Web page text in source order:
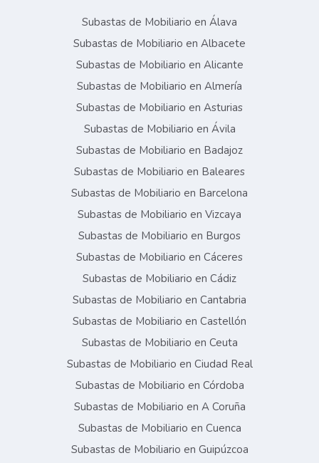
Subastas de Mobiliario en Álava
Subastas de Mobiliario en Albacete
Subastas de Mobiliario en Alicante
Subastas de Mobiliario en Almería
Subastas de Mobiliario en Asturias
Subastas de Mobiliario en Ávila
Subastas de Mobiliario en Badajoz
Subastas de Mobiliario en Baleares
Subastas de Mobiliario en Barcelona
Subastas de Mobiliario en Vizcaya
Subastas de Mobiliario en Burgos
Subastas de Mobiliario en Cáceres
Subastas de Mobiliario en Cádiz
Subastas de Mobiliario en Cantabria
Subastas de Mobiliario en Castellón
Subastas de Mobiliario en Ceuta
Subastas de Mobiliario en Ciudad Real
Subastas de Mobiliario en Córdoba
Subastas de Mobiliario en A Coruña
Subastas de Mobiliario en Cuenca
Subastas de Mobiliario en Guipúzcoa